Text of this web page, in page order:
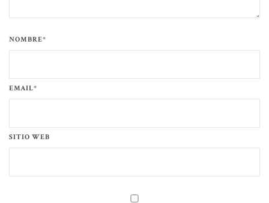
NOMBRE*
EMAIL*
SITIO WEB